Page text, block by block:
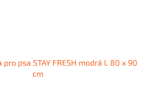
psa STAY FRESH modrá L 80 x 90
cm